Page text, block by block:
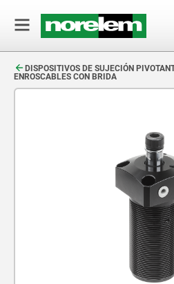
DISPOSITIVOS DE SUJECIÓN
ENROSCABLES CON BRIDA